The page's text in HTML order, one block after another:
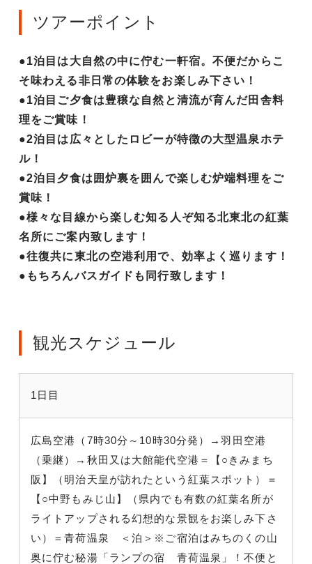
ツアーポイント
●1泊目は大自然の中に佇む一軒宿。不便だからこ
そ味わえる非日常の体験をお楽しみ下さい！
●1泊目ご夕食は豊穣な自然と清流が育んだ田舎料
理をご賞味！
●2泊目は広々としたロビーが特徴の大型温泉ホテ
ル！
●2泊目夕食は囲炉裏を囲んで楽しむ炉端料理をご
賞味！
●様々な目線から楽しむ知る人ぞ知る北東北の紅葉
名所にご案内致します！
●往復共に東北の空港利用で、効率よく巡ります！
●もちろんバスガイドも同行致します！
観光スケジュール
1日目
広島空港（7時30分～10時30分発）→羽田空港
（乗継）→秋田又は大館能代空港＝【○きみまち
阪】（明治天皇が訪れたという紅葉スポット）＝
【○中野もみじ山】（県内でも有数の紅葉名所が
ライトアップされる幻想的な景観をお楽しみ下さ
い）＝青荷温泉 ＜泊＞※ご宿泊はみちのくの山
奥に佇む秘湯「ランプの宿 青荷温泉」！不便と